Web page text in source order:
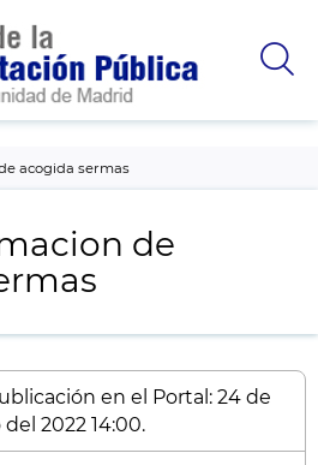
acogida sermas
de
en el Portal: 24 de
2022 14:00.